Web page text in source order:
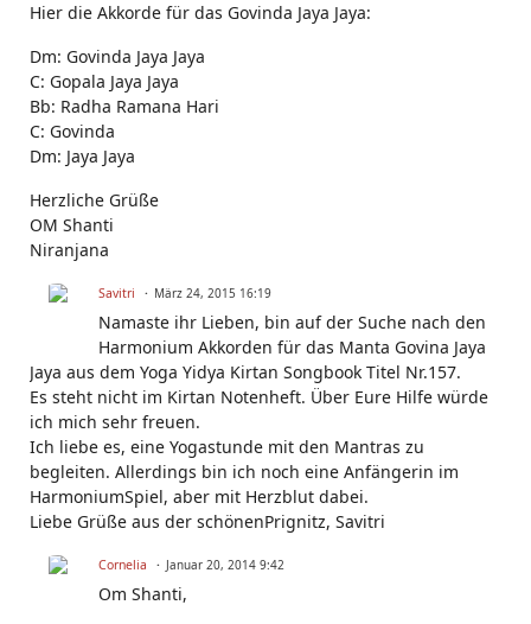
Hier die Akkorde für das Govinda Jaya Jaya:
Dm: Govinda Jaya Jaya
C: Gopala Jaya Jaya
Bb: Radha Ramana Hari
C: Govinda
Dm: Jaya Jaya
Herzliche Grüße
OM Shanti
Niranjana
Savitri März 24, 2015 16:19
Namaste ihr Lieben, bin auf der Suche nach den
Harmonium Akkorden für das Manta Govina Jaya
Jaya aus dem Yoga Yidya Kirtan Songbook Titel Nr.157.
Es steht nicht im Kirtan Notenheft. Über Eure Hilfe würde
ich mich sehr freuen.
Ich liebe es, eine Yogastunde mit den Mantras zu
begleiten. Allerdings bin ich noch eine Anfängerin im
HarmoniumSpiel, aber mit Herzblut dabei.
Liebe Grüße aus der schönenPrignitz, Savitri
Cornelia Januar 20, 2014 9:42
Om Shanti,